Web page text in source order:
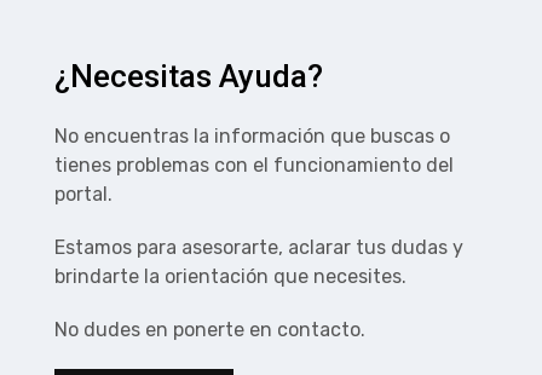
¿Necesitas Ayuda?
No encuentras la información que buscas o
tienes problemas con el funcionamiento del
portal.
Estamos para asesorarte, aclarar tus dudas y
brindarte la orientación que necesites.
No dudes en ponerte en contacto.